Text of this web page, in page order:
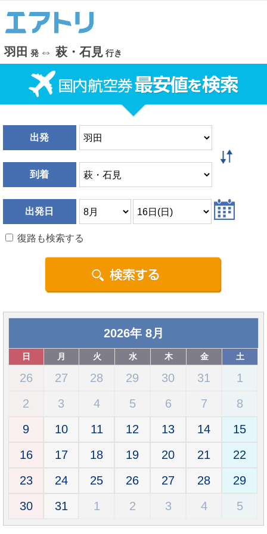
羽田 発 ⇔ 萩・石見 行き
出発
到着
出発日
復路も検索する
2026年 8月
日 月 火 水 木 金 土
26 27 28 29 30 31
1
2
3 4 5 6 7
8
9
10 11 12 13 14
15
16
17 18 19 20 21
22
23
24 25 26 27 28
29
30
31 1 2 3 4 5